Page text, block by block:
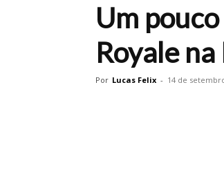
Um
Royale
Por Lucas Felix - 14 de